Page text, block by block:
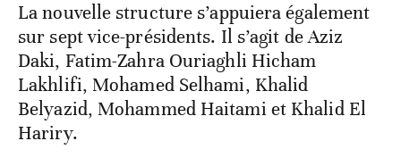
La nouvelle structure s’appuiera également
sur sept vice-présidents. Il s’agit de Aziz
Daki, Fatim-Zahra Ouriaghli Hicham
Lakhlifi, Mohamed Selhami, Khalid
Belyazid, Mohammed Haitami et Khalid El
Hariry.